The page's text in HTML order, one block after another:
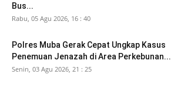
Bus...
Rabu, 05 Agu 2026, 16 : 40
Polres Muba Gerak Cepat Ungkap Kasus
Penemuan Jenazah di Area Perkebunan...
Senin, 03 Agu 2026, 21 : 25